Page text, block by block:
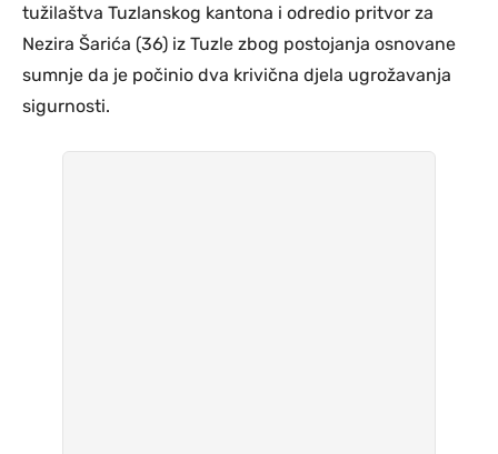
tužilaštva Tuzlanskog kantona i odredio pritvor za
Nezira Šarića (36) iz Tuzle zbog postojanja osnovane
sumnje da je počinio dva krivična djela ugrožavanja
sigurnosti.